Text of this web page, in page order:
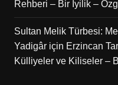
Rehberi – Bir İyilik –
Sultan Melik Türbesi:
Yadigâriçin Erzincan
Külliyeler ve Kiliseler –